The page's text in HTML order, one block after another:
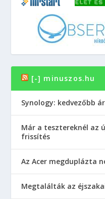
[-] minuszos.hu
Synology: kedvezőbb
Már a tesztereknél az
frissítés
Az Acer megduplázta
Megtalálták az